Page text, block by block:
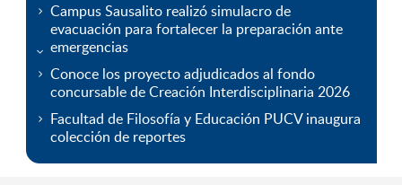
Campus Sausalito realizó simulacro de
evacuación para fortalecer la preparación ante
emergencias
Conoce los proyecto adjudicados al fondo
concursable de Creación Interdisciplinaria 2026
Facultad de Filosofía y Educación PUCV inaugura
colección de reportes